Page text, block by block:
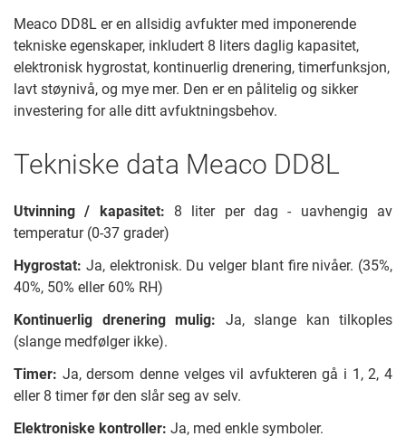
Meaco DD8L er en allsidig avfukter med imponerende
tekniske egenskaper, inkludert 8 liters daglig kapasitet,
elektronisk hygrostat, kontinuerlig drenering, timerfunksjon,
lavt støynivå, og mye mer. Den er en pålitelig og sikker
investering for alle ditt avfuktningsbehov.
Tekniske data Meaco DD8L
Utvinning / kapasitet: 8 liter per dag - uavhengig av
temperatur (0-37 grader)
Hygrostat: Ja, elektronisk. Du velger blant fire nivåer. (35%,
40%, 50% eller 60% RH)
Kontinuerlig drenering mulig: Ja, slange kan tilkoples
(slange medfølger ikke).
Timer: Ja, dersom denne velges vil avfukteren gå i 1, 2, 4
eller 8 timer før den slår seg av selv.
Elektroniske kontroller: Ja, med enkle symboler.